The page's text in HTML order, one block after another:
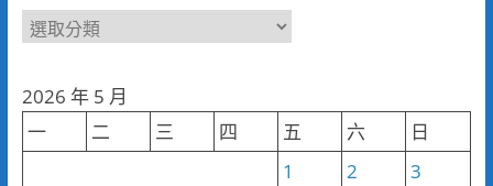
新
類
2026 年 5 月
一
二 三 四 五 六
日
1
2
3